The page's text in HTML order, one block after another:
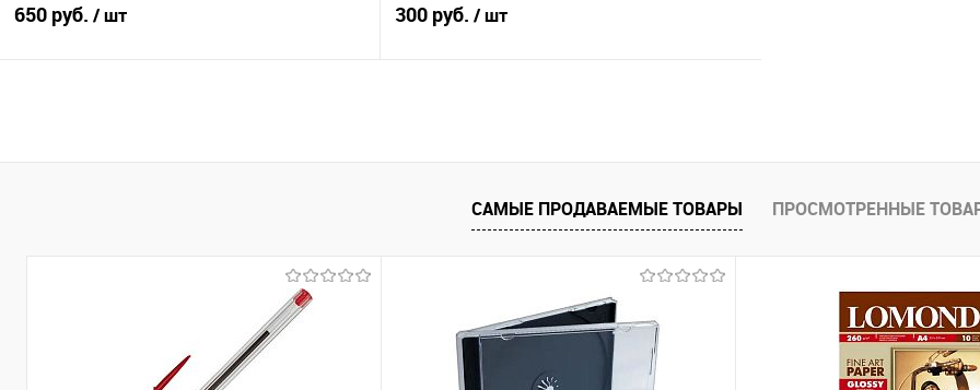
650 руб. / шт
Купить в 1 клик
Сравнение
300 руб. / шт
Купить в 1 клик
Сравнение
В избранное
Недоступно
САМЫЕ ПРОДАВАЕМЫЕ ТОВАРЫ ПРОСМОТРЕННЫЕ